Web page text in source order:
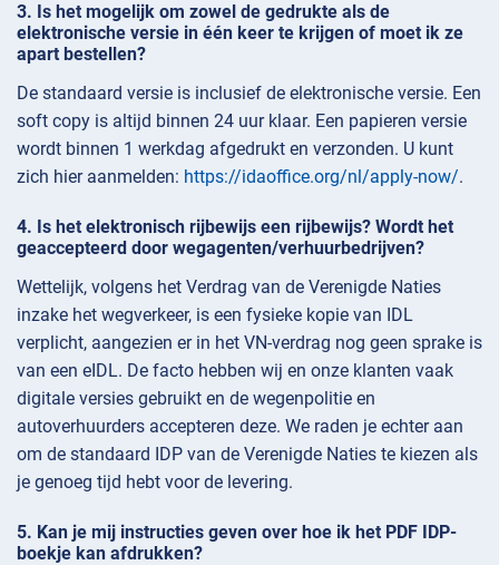
Is het mogelijk om zowel de gedrukte als de
elektronische versie in één keer te krijgen of moet ik ze
apart bestellen?
De standaard versie is inclusief de elektronische versie. Een
soft copy is altijd binnen 24 uur klaar. Een papieren versie
wordt binnen 1 werkdag afgedrukt en verzonden. U kunt
zich hier aanmelden: https://idaoffice.org/nl/apply-now/.
Is het elektronisch rijbewijs een rijbewijs? Wordt het
geaccepteerd door wegagenten/verhuurbedrijven?
Wettelijk, volgens het Verdrag van de Verenigde Naties
inzake het wegverkeer, is een fysieke kopie van IDL
verplicht, aangezien er in het VN-verdrag nog geen sprake is
van een eIDL. De facto hebben wij en onze klanten vaak
digitale versies gebruikt en de wegenpolitie en
autoverhuurders accepteren deze. We raden je echter aan
om de standaard IDP van de Verenigde Naties te kiezen als
je genoeg tijd hebt voor de levering.
Kan je mij instructies geven over hoe ik het PDF IDP-
boekje kan afdrukken?